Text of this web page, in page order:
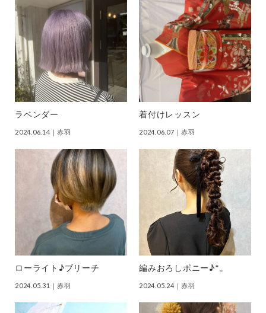
ラベンダー
2024.06.14 ｜赤羽
着付けレッスン
2024.06.07 ｜赤羽
ローライト♪ブリーチ
2024.05.31 ｜赤羽
編みおろしポニー♪*。
2024.05.24 ｜赤羽